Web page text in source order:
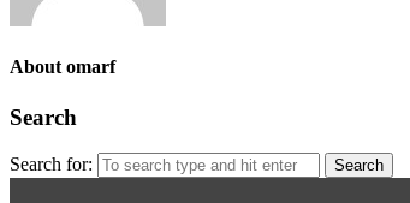
About omarf
Search
Search for: